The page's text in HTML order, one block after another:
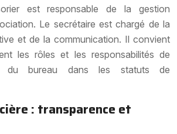
est responsable de la gestion
Le secrétaire est chargé de la
et de la communication. Il convient
les rôles et les responsabilités de
du bureau dans les statuts de
: transparence et